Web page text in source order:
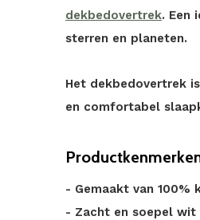
dekbedovertrek. Een
sterren en planeten.
Het dekbedovertrek
en comfortabel
- Gemaakt van 100%
- Zacht en soepel